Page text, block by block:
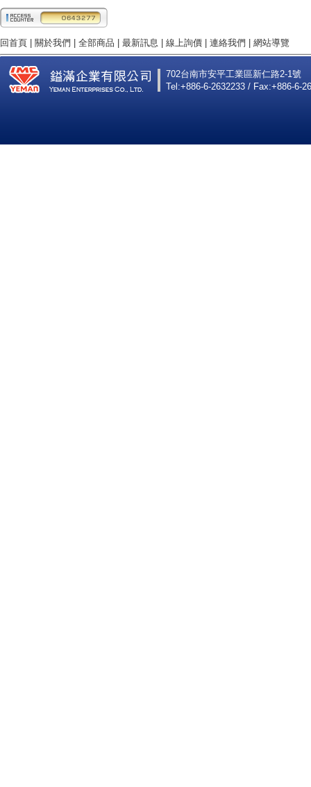
回首頁 | 關於我們 | 全部商品 | 最新訊息 | 線上詢價 | 連絡我們 | 網站導覽
702台南市安平工業區新仁路2-1號
Tel:+886-6-2632233 / Fax:+886-6-